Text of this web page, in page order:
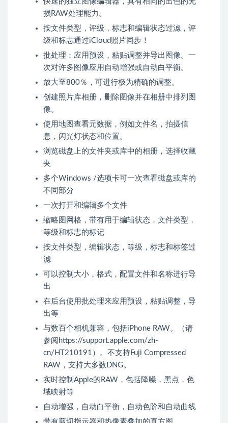
损RAW处理能力。
按文件类型，评级，标志和编辑状态过滤，评
级和标志通过iCloud照片同步！
批处理：应用预设，粘贴调整并导出图像。一
次对许多图像应用自动增强或自动白平衡。
放大至800％，可进行极为精确的调整。
创建照片库相册，删除图像并在相册中排列图
像。
使用地图查看元数据，例如文件名，拍摄信
息，闪光灯状态和位置。
浏览磁盘上的文件夹或库中的相册，选择收藏
夹
多个Windows /选项卡可一次查看磁盘或库的
不同部分
一次打开和编辑多个文件
缩略图网格，带有用于编辑状态，文件类型，
等级和标志的标记
按文件类型，编辑状态，等级，标志和标签过
滤
可以控制大小，格式，配置文件和名称进行导
出
在后台使用批处理来应用预设，粘贴调整，导
出等
与数百个相机兼容，包括iPhone RAW。（请
参阅 https://support.apple.com/zh-
cn/HT210191）。不支持Fuji Compressed
RAW，支持大多数DNG。
实时控制Apple的RAW，包括降噪，黑点，色
域映射等
自动增强，自动白平衡，自动色阶和自动曲线